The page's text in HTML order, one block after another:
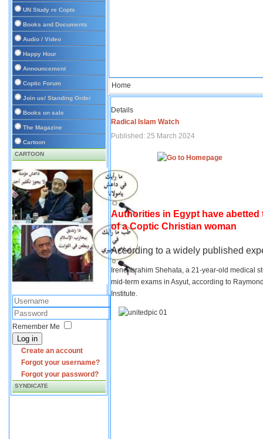
UN Study re Copts
Books and Documents
Audio / Video
Happy Hour
Announcement
Coptic Forum
Join us/ Standing Order
Books on sale
The Magazine
Cartoon
CARTOON
Remember Me
Log in
Create an account
Forgot your username?
Forgot your password?
SYNDICATE
Home
Details
Radical Islam Watch
Published: 25 March 2024
Authorities in Egypt have
of a Coptic Christian woman
According to a widely published
Irene Ibrahim Shehata, a 21-year-old medical
mid-term exams in Asyut, according to
Institute.